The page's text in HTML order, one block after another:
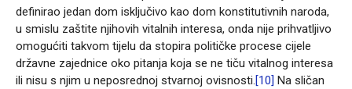
definirao jedan dom isključivo kao dom konstitutivnih naroda,
u smislu zaštite njihovih vitalnih interesa, onda nije prihvatljivo
omogućiti takvom tijelu da stopira političke procese cijele
državne zajednice oko pitanja koja se ne tiču vitalnog interesa
ili nisu s njim u neposrednoj stvarnoj ovisnosti. [10] Na sličan